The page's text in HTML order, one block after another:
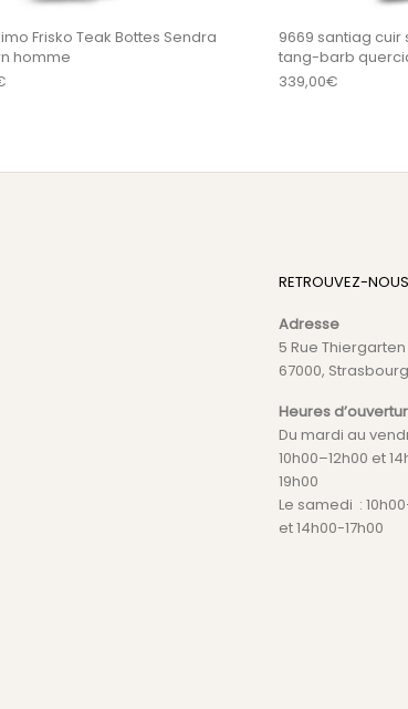
Frisko Teak Bottes Sendra
homme
9669 santiag
tang-barb
339,00€
RETROUVEZ-NOUS
Adresse
5 Rue Thiergarten
67000, Strasbourg
Heures
Du mardi au
10h00–12h00 et
19h00
Le samedi :
et 14h00-17h00